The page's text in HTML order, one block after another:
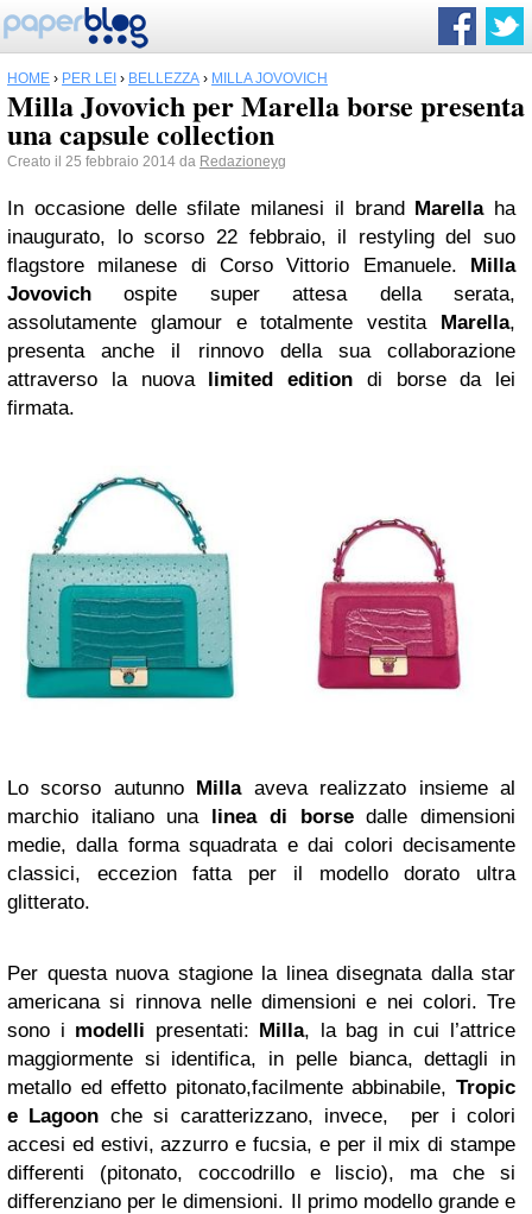
HOME › PER LEI › BELLEZZA › MILLA JOVOVICH
Milla Jovovich per Marella borse presenta
una capsule collection
Creato il 25 febbraio 2014 da Redazioneyg
In occasione delle sfilate milanesi il brandMarellaha
inaugurato, lo scorso 22 febbraio, il restyling del suo
flagstore milanese di Corso Vittorio Emanuele. Milla
Jovovich ospite super attesa della serata,
assolutamente glamour e totalmente vestita Marella,
presenta anche il rinnovo della sua collaborazione
attraverso la nuova limited edition di borse da lei
firmata.
Lo scorso autunno Millaaveva realizzato insieme al
marchio italiano una linea di borsedalle dimensioni
medie, dalla forma squadrata e dai colori decisamente
classici, eccezion fatta per il modello dorato ultra
glitterato.
Per questa nuova stagione la linea disegnata dalla star
americana si rinnova nelle dimensioni e nei colori. Tre
sono i modelli presentati: Milla, la bag in cui l’attrice
maggiormente si identifica, in pelle bianca, dettagli in
metallo ed effetto pitonato,facilmente abbinabile, Tropic
e Lagoon che si caratterizzano, invece, per i colori
accesi ed estivi, azzurro e fucsia, e per il mix di stampe
differenti (pitonato, coccodrillo e liscio), ma che si
differenziano per le dimensioni. Il primo modello grande e